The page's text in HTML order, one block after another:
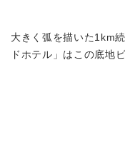
大きく弧を描いた1km
ドホテル」はこの底地